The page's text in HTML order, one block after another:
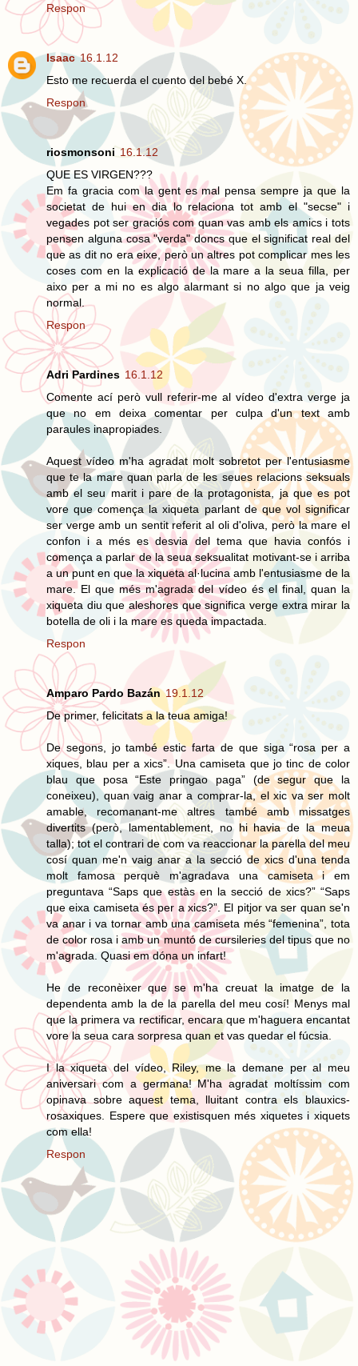
Respon
Isaac 16.1.12
Esto me recuerda el cuentodel bebé X.
Respon
riosmonsoni 16.1.12
QUE ES VIRGEN???
Em fa gracia com la gent es mal pensa sempre ja que la
societat de hui en dia lo relaciona tot amb el "secse" i
vegades pot ser graciós com quan vas amb els amics i tots
pensen alguna cosa "verda" doncs que el significat real del
que as dit no era eixe, però un altres pot complicar mes les
coses com en la explicació de la mare a la seua filla, per
aixo per a mi no es algo alarmant si no algo que ja veig
normal.
Respon
Adri Pardines 16.1.12
Comente ací però vull referir-me al vídeo d'extra verge ja
que no em deixa comentar per culpa d'un text amb
paraules inapropiades.
Aquest vídeo m'ha agradat molt sobretot per l'entusiasme
que te la mare quan parla de les seues relacions seksuals
amb el seu marit i pare de la protagonista, ja que es pot
vore que comença la xiqueta parlant de que vol significar
ser verge amb un sentit referit al oli d'oliva, però la mare el
confon i a més es desvia del tema que havia confós i
comença a parlar de la seua seksualitat motivant-se i arriba
a un punt en que la xiqueta al·lucina amb l'entusiasme de la
mare. El que més m'agrada del vídeo és el final, quan la
xiqueta diu que aleshores que significa verge extra mirar la
botella de oli i la mare es queda impactada.
Respon
Amparo Pardo Bazán 19.1.12
De primer, felicitats a la teua amiga!
De segons, jo també estic farta de que siga “rosa per a
xiques, blau per a xics”. Una camiseta que jo tinc de color
blau que posa “Este pringao paga” (de segur que la
coneixeu), quan vaig anar a comprar-la, el xic va ser molt
amable, recomanant-me altres també amb missatges
divertits (però, lamentablement, no hi havia de la meua
talla); tot el contrari de com va reaccionar la parella del meu
cosí quan me'n vaig anar a la secció de xics d'una tenda
molt famosa perquè m'agradava una camiseta i em
preguntava “Saps que estàs en la secció de xics?” “Saps
que eixa camiseta és per a xics?”. El pitjor va ser quan se'n
va anar i va tornar amb una camiseta més “femenina”, tota
de color rosa i amb un muntó de cursileries del tipus que no
m'agrada. Quasi em dóna un infart!
He de reconèixer que se m'ha creuat la imatge de la
dependenta amb la de la parella del meu cosí! Menys mal
que la primera va rectificar, encara que m'haguera encantat
vore la seua cara sorpresa quan et vas quedar el fúcsia.
I la xiqueta del vídeo, Riley, me la demane per al meu
aniversari com a germana! M'ha agradat moltíssim com
opinava sobre aquest tema, lluitant contra els blauxics-
rosaxiques. Espere que existisquen més xiquetes i xiquets
com ella!
Respon